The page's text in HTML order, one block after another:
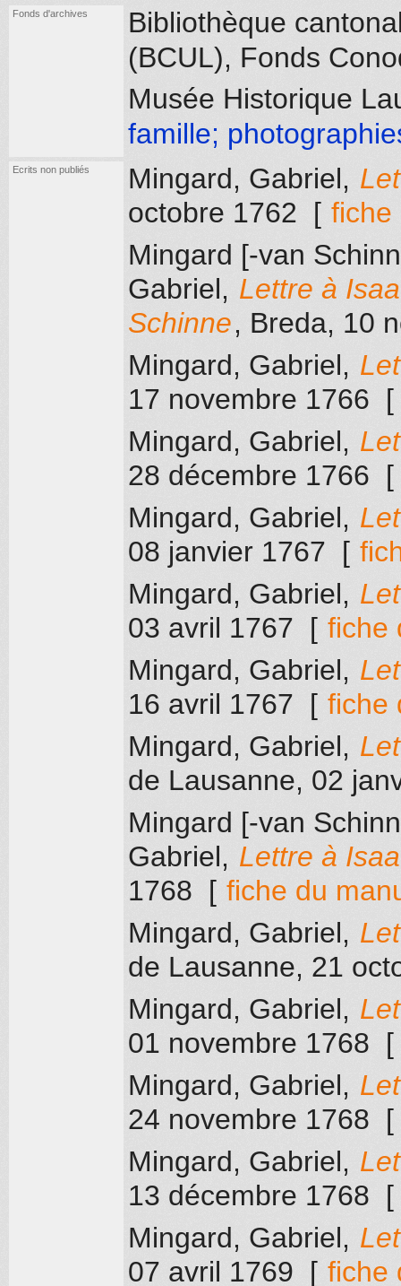
Fonds d'archives
Bibliothèque
(BCUL), Fonds
Musée Historique
famille;
Ecrits non publiés Mingard, Gabriel,
octobre 1762 [ fiche
Mingard [-van
Gabriel, Lettre à
Schinne, Breda, 10
Mingard, Gabriel,
17 novembre 1766 [
Mingard, Gabriel,
28 décembre 1766 [
Mingard, Gabriel,
08 janvier 1767 [
Mingard, Gabriel,
03 avril 1767 [ fiche
Mingard, Gabriel,
16 avril 1767 [ fiche
Mingard, Gabriel,
de Lausanne, 02
Mingard [-van
Gabriel, Lettre à
1768 [ fiche du
Mingard, Gabriel,
de Lausanne, 21
Mingard, Gabriel,
01 novembre 1768 [
Mingard, Gabriel,
24 novembre 1768 [
Mingard, Gabriel,
13 décembre 1768 [
Mingard, Gabriel,
07 avril 1769 [ fiche